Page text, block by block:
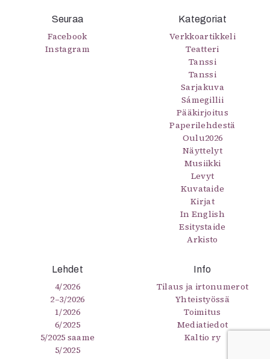
Seuraa
Facebook
Instagram
Kategoriat
Verkkoartikkeli
Teatteri
Tanssi
Tanssi
Sarjakuva
Sámegillii
Pääkirjoitus
Paperilehdestä
Oulu2026
Näyttelyt
Musiikki
Levyt
Kuvataide
Kirjat
In English
Esitystaide
Arkisto
Lehdet
4/2026
2–3/2026
1/2026
6/2025
5/2025 saame
5/2025
Info
Tilaus ja irtonumerot
Yhteistyössä
Toimitus
Mediatiedot
Kaltio ry